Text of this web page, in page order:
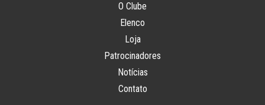
O Clube
Elenco
Loja
Patrocinadores
Notícias
Contato